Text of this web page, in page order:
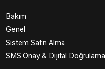
Bakım
Genel
Sistem Satın Alma
SMS Onay & Dijital Doğrulama